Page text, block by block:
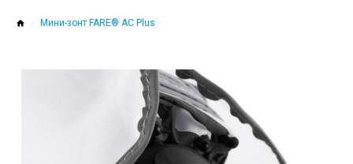
Мини-зонт FARE® AC Plus